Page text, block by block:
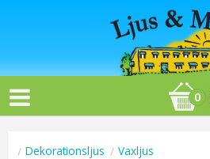
Dekorationsljus Vaxljus